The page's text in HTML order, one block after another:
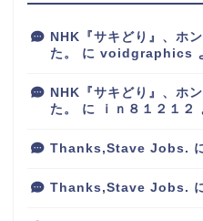
NHK『サキどり』、ホ
た。
に voidgraphics
NHK『サキどり』、ホ
た。
に ｉｎ８１２１２
Thanks,Stave Jobs.
Thanks,Stave Jobs.